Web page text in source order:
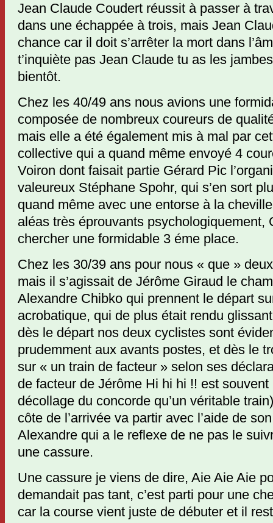
Jean Claude Coudert réussit à passer à
dans une échappée à trois, mais Jean
chance car il doit s’arrêter la mort dans
t’inquiète pas Jean Claude tu as les
bientôt.
Chez les 40/49 ans nous avions une
composée de nombreux coureurs de
mais elle a été également mis à mal par
collective qui a quand même envoyé 4
Voiron dont faisait partie Gérard Pic
valeureux Stéphane Spohr, qui s’en sort
quand même avec une entorse à la
aléas très éprouvants psychologiquement,
chercher une formidable 3 éme place.
Chez les 30/39 ans pour nous « que »
mais il s’agissait de Jérôme Giraud le
Alexandre Chibko qui prennent le départ
acrobatique, qui de plus était rendu
dès le départ nos deux cyclistes sont
prudemment aux avants postes, et dès le
sur « un train de facteur » selon ses
de facteur de Jérôme Hi hi hi !! est
décollage du concorde qu’un véritable
côte de l’arrivée va partir avec l’aide de
Alexandre qui a le reflexe de ne pas le
une cassure.
Une cassure je viens de dire, Aie Aie Aie
demandait pas tant, c’est parti pour une
car la course vient juste de débuter et il